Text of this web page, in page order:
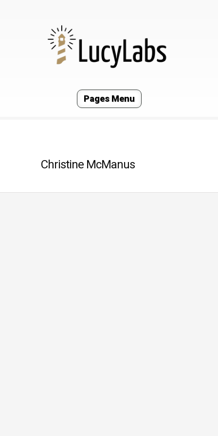
Pages Menu
Christine McManus